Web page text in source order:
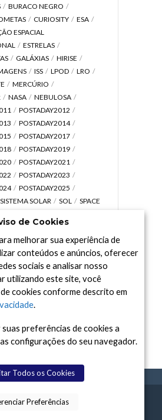
BURACO NEGRO
CURIOSITY
ESA
ESPACIAL
ESTRELAS
GALÁXIAS
HIRISE
ISS LPOD
LRO
MERCÚRIO
NASA
NEBULOSA
POSTADAY2012
POSTADAY2014
POSTADAY2017
POSTADAY2019
POSTADAY2021
POSTADAY2023
POSTADAY2025
SISTEMA SOLAR SOL
SPACE
VÍDEO
CONTATO SPACE TODAY
de Cookies
melhorar sua experiência de
conteúdos e anúncios, oferecer
sociais e analisar nosso
utilizando este site, você
cookies conforme descrito em
.
preferências de cookies a
configurações do seu navegador.
Todos os Cookies
Preferências